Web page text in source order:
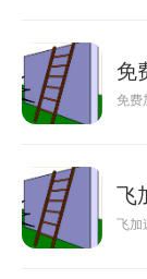
免
免费
飞
飞加